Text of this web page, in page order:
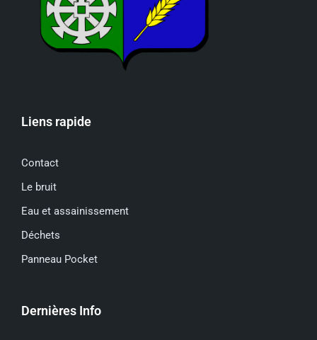
Liens rapide
Contact
Le bruit
Eau et assainissement
Déchets
Panneau Pocket
Dernières Info